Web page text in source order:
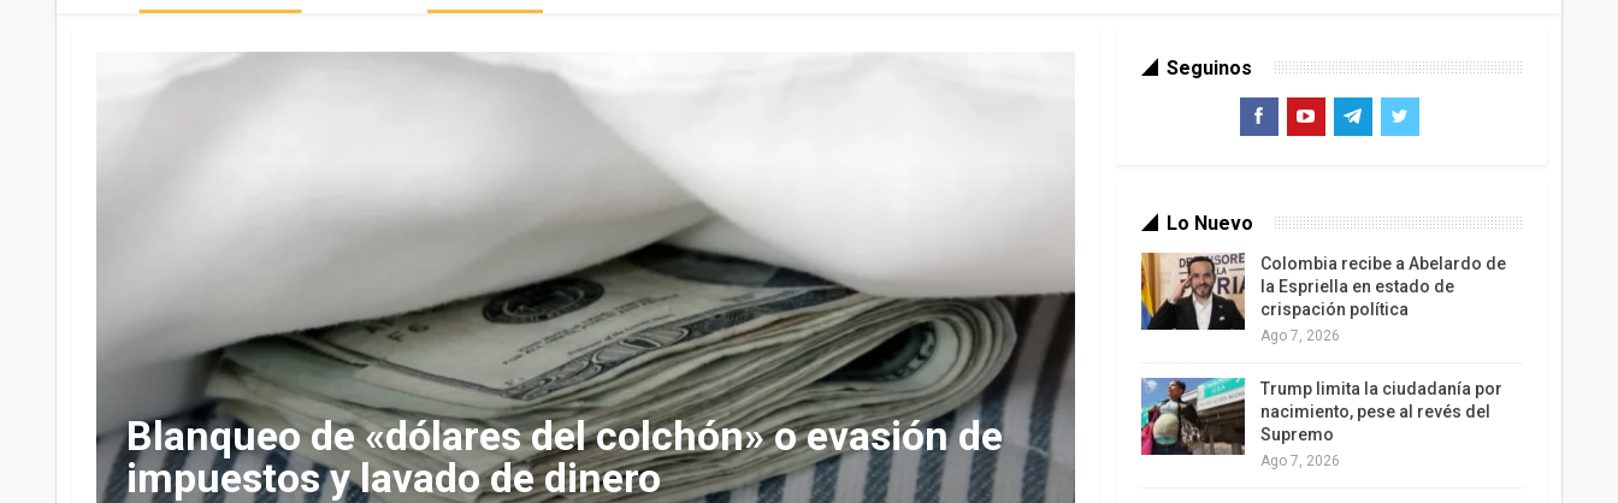
Blanqueo de «dólares del colchón» o evasión de
impuestos y lavado de dinero
Seguinos
Lo Nuevo
Colombia recibe a Abelardo de
la Espriella en estado de
crispación política
Ago 7, 2026
Trump limita la ciudadanía por
nacimiento, pese al revés del
Supremo
Ago 7, 2026